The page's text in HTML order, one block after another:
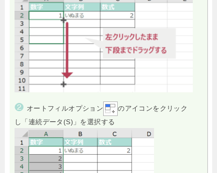
❷ オートフィルオプション
のアイコンをクリック
し「連続データ(S)」を選択する